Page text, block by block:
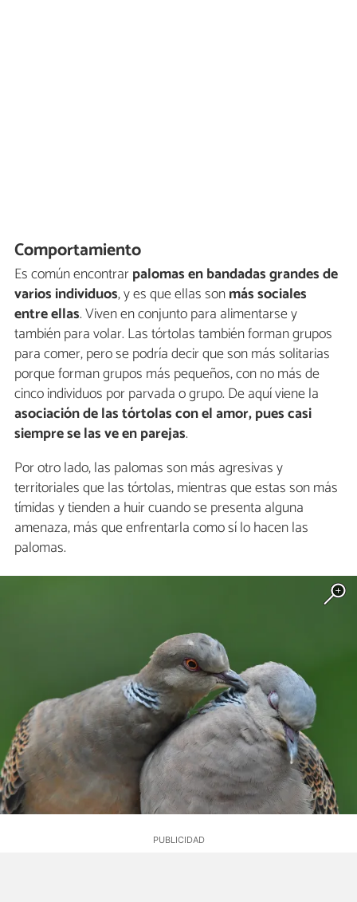
Comportamiento
Es común encontrarpalomas en bandadas grandes de
varios individuos, y es que ellas sonmás sociales
entre ellas. Viven en conjunto para alimentarse y
también para volar. Las tórtolas también forman grupos
para comer, pero se podría decir que son más solitarias
porque forman grupos más pequeños, con no más de
cinco individuos por parvada o grupo. De aquí viene la
asociación de las tórtolas con el amor, pues casi
siempre se las ve en parejas.
Por otro lado, las palomas son más agresivas y
territoriales que las tórtolas, mientras que estas son más
tímidas y tienden a huir cuando se presenta alguna
amenaza, más que enfrentarla como sí lo hacen las
palomas.